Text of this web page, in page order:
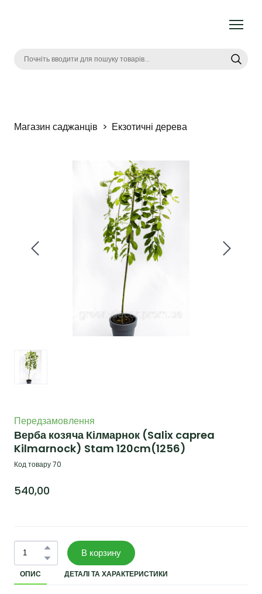
Магазин саджанців Екзотичні дерева
Передзамовлення
Верба козяча Кілмарнок (Salix caprea
Kilmarnock) Stam 120cm(1256)
Код товару 70
540,00
В корзину
ОПИС ДЕТАЛІ ТА ХАРАКТЕРИСТИКИ